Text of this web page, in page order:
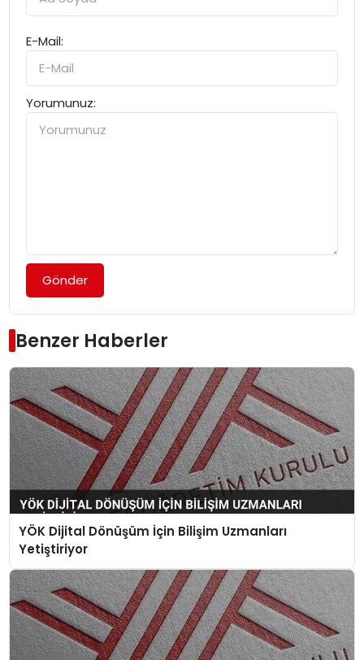
E-Mail:
Yorumunuz:
Gönder
Benzer Haberler
YÖK Dijital Dönüşüm İçin Bilişim Uzmanları
Yetiştiriyor